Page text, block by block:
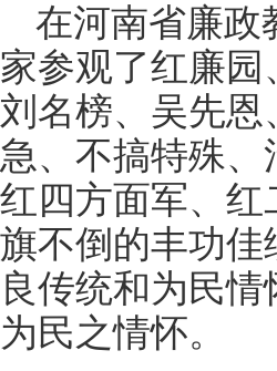
在河南省廉
家参观了红廉
刘名榜、吴先
急、不搞特殊
红四方面军、
旗不倒的丰功
良传统和为民
为民之情怀。